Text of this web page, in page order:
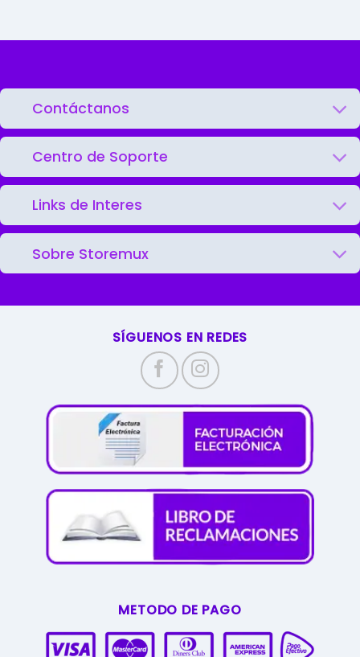
Contáctanos
Centro de Soporte
Links de Interes
Sobre Storemux
SÍGUENOS EN REDES
METODO DE PAGO